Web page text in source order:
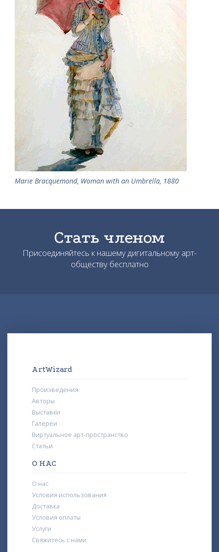
Marie Bracquemond, Woman with an Umbrella, 1880
Стать членом
Присоединяйтесь к нашему дигитальному арт-
обществу бесплатно
ArtWizard
Произведения
Авторы
Выставки
Галереи
Виртуальное арт-пространство
Статьи
О НАС
О нас
Условия использования
Доставка
Условия оплаты
Услуги
Свяжитесь с нами